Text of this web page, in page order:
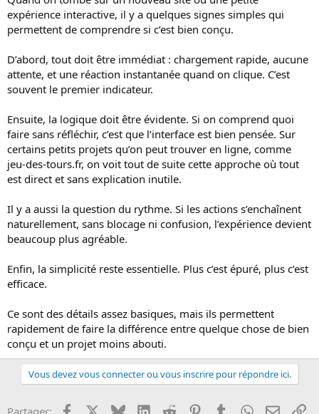
d
i
c
u
s
o
n
t
expérience interactive, il y a quelques signes simples qui
permettent de comprendre si c’est bien conçu.
D’abord, tout doit être immédiat : chargement rapide, aucune
attente, et une réaction instantanée quand on clique. C’est
souvent le premier indicateur.
Ensuite, la logique doit être évidente. Si on comprend quoi
faire sans réfléchir, c’est que l’interface est bien pensée. Sur
certains petits projets qu’on peut trouver en ligne, comme
jeu-des-tours.fr, on voit tout de suite cette approche où tout
est direct et sans explication inutile.
Il y a aussi la question du rythme. Si les actions s’enchaînent
naturellement, sans blocage ni confusion, l’expérience devient
beaucoup plus agréable.
Enfin, la simplicité reste essentielle. Plus c’est épuré, plus c’est
efficace.
Ce sont des détails assez basiques, mais ils permettent
rapidement de faire la différence entre quelque chose de bien
conçu et un projet moins abouti.
Vous devez vous connecter ou vous inscrire pour répondre ici.
Partager: Facebook BlueskyLinkedInReddit PinterestTumblrWhatsApp
Email